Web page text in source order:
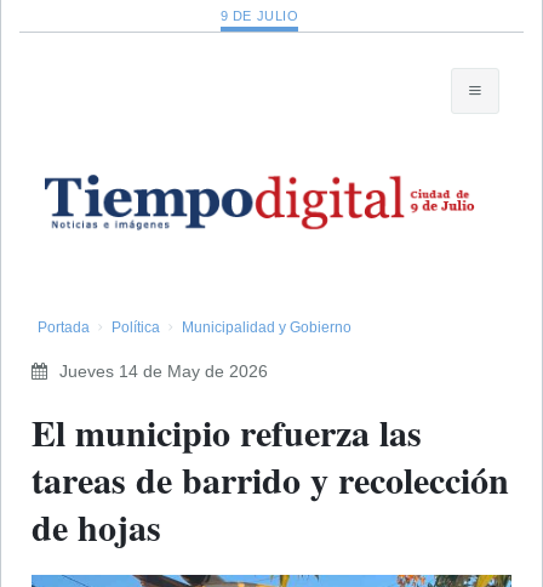
9 DE JULIO
Portada Política Municipalidad y Gobierno
Jueves 14 de May de 2026
El municipio refuerza las
tareas de barrido y recolección
de hojas